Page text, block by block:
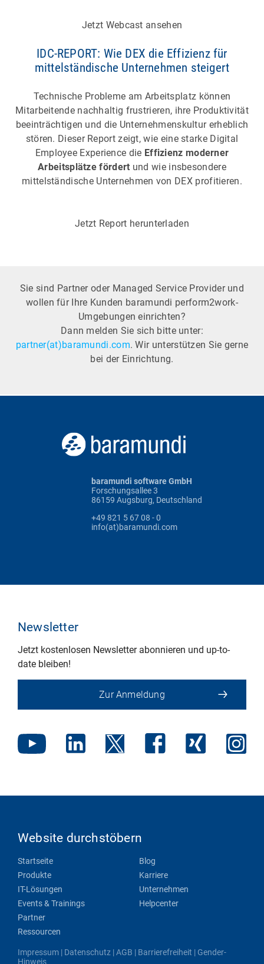
Jetzt Webcast ansehen
IDC-REPORT: Wie DEX die Effizienz für
mittelständische Unternehmen steigert
Technische Probleme am Arbeitsplatz können
Mitarbeitende nachhaltig frustrieren, ihre Produktivität
beeinträchtigen und die Unternehmenskultur erheblich
stören. Dieser Report zeigt, wie eine starke Digital
Employee Experience die Effizienz moderner
Arbeitsplätze fördert und wie insbesondere
mittelständische Unternehmen von DEX profitieren.
Jetzt Report herunterladen
Sie sind Partner oder Managed Service Provider und
wollen für Ihre Kunden baramundi perform2work-
Umgebungen einrichten?
Dann melden Sie sich bitte unter:
partner(at)baramundi.com. Wir unterstützen Sie gerne
bei der Einrichtung.
baramundi software GmbH
Forschungsallee 3
86159 Augsburg, Deutschland
+49 821 5 67 08 - 0
info(at)baramundi.com
Newsletter
Jetzt kostenlosen Newsletter abonnieren und up-to-
date bleiben!
Zur Anmeldung
Website durchstöbern
Startseite
Produkte
IT-Lösungen
Events & Trainings
Partner
Ressourcen
Blog
Karriere
Unternehmen
Helpcenter
Impressum | Datenschutz |AGB | Barrierefreiheit | Gender-
Hinweis